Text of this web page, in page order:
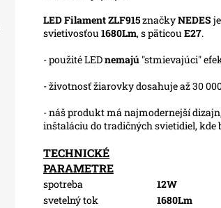
LED Filament ZLF915značkyNEDES
svietivosťou 1680Lm, s päticou E27.
- použité LEDnemajú "stmievajúci"
- životnosť žiarovky dosahuje až 30
- náš produkt má najmodernejší
inštaláciu do tradičných svietidiel,
TECHNICKÉ
PARAMETRE
spotreba
12W
svetelný tok
1680Lm